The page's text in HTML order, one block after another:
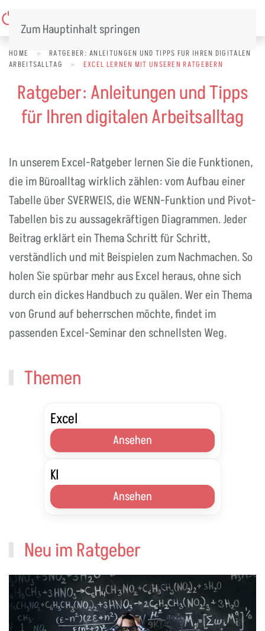
Zum Hauptinhalt springen
HOME »
RATGEBER: ANLEITUNGEN UND TIPPS FÜR IHREN DIGITALEN
ARBEITSALLTAG
» EXCEL LERNEN MIT UNSEREN RATGEBERN
Ratgeber: Anleitungen und Tipps
für Ihren digitalen Arbeitsalltag
In unserem Excel-Ratgeber lernen Sie die Funktionen,
die im Büroalltag wirklich zählen: vom Aufbau einer
Tabelle über SVERWEIS, die WENN-Funktion und Pivot-
Tabellen bis zu aussagekräftigen Diagrammen. Jeder
Beitrag erklärt ein Thema Schritt für Schritt,
verständlich und mit Beispielen zum Nachmachen. So
holen Sie spürbar mehr aus Excel heraus, ohne sich
durch ein dickes Handbuch zu quälen. Wer ein Thema
von Grund auf beherrschen möchte, findet im
passenden Excel-Seminar den schnellsten Weg.
Themen
Excel
Ansehen
KI
Ansehen
Neu im Ratgeber